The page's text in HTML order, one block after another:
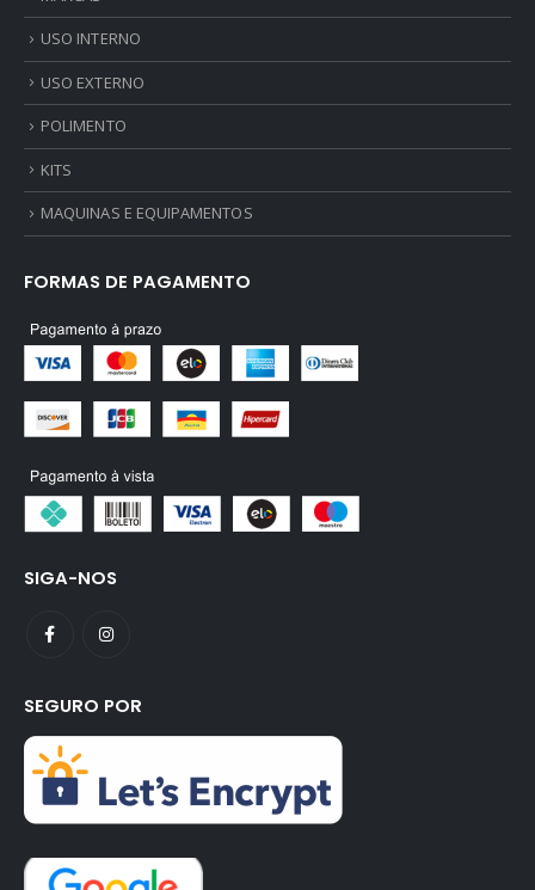
USO INTERNO
USO EXTERNO
POLIMENTO
KITS
MAQUINAS E EQUIPAMENTOS
FORMAS DE PAGAMENTO
SIGA-NOS
SEGURO POR